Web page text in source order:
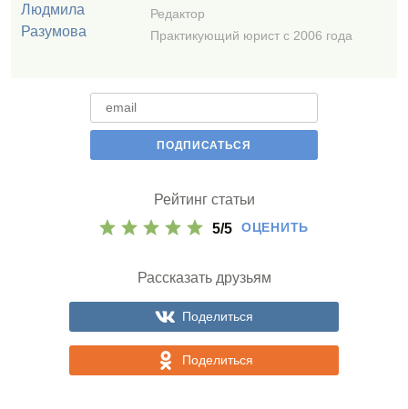
Редактор
Практикующий юрист с 2006 года
Рейтинг статьи
5/5 ОЦЕНИТЬ
Рассказать друзьям
Поделиться
Поделиться